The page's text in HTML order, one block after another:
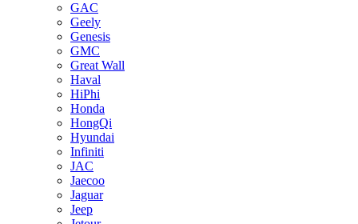
GAC
Geely
Genesis
GMC
Great Wall
Haval
HiPhi
Honda
HongQi
Hyundai
Infiniti
JAC
Jaecoo
Jaguar
Jeep